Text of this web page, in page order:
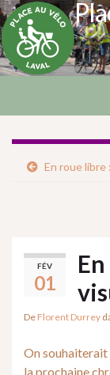
En roue libre
FÉV
01
De Florent Durrey
On
la prochaine